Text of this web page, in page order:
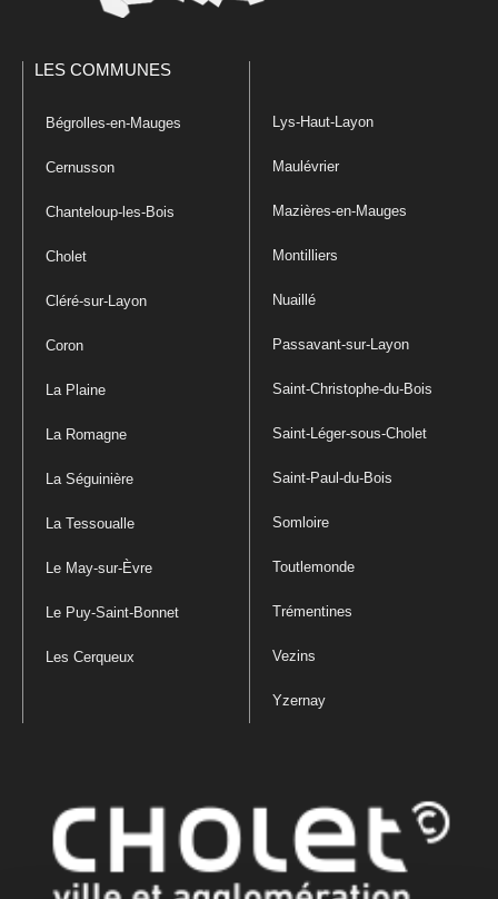
LES COMMUNES
Bégrolles-en-Mauges
Cernusson
Chanteloup-les-Bois
Cholet
Cléré-sur-Layon
Coron
La Plaine
La Romagne
La Séguinière
La Tessoualle
Le May-sur-Èvre
Le Puy-Saint-Bonnet
Les Cerqueux
Lys-Haut-Layon
Maulévrier
Mazières-en-Mauges
Montilliers
Nuaillé
Passavant-sur-Layon
Saint-Christophe-du-Bois
Saint-Léger-sous-Cholet
Saint-Paul-du-Bois
Somloire
Toutlemonde
Trémentines
Vezins
Yzernay